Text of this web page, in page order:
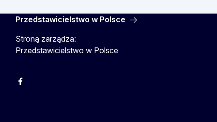
Przedstawicielstwo w Polsce
Stroną zarządza:
Przedstawicielstwo w Polsce
Facebook